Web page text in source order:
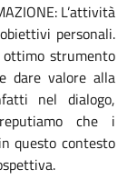
L’attività
personali.
strumento
dare valore alla
nel dialogo,
che i
questo contesto